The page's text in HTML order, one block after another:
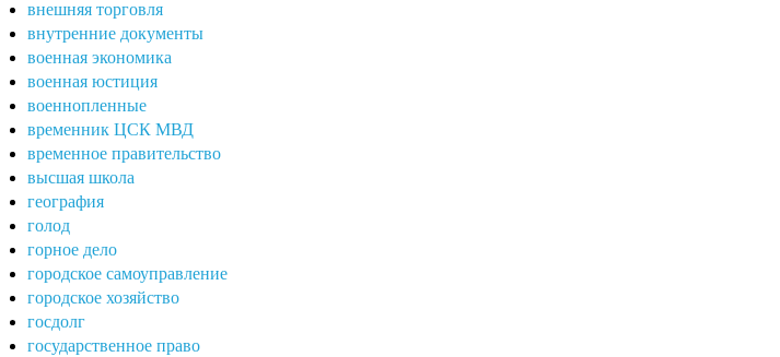
внешняя торговля
внутренние документы
военная экономика
военная юстиция
военнопленные
временник ЦСК МВД
временное правительство
высшая школа
география
голод
горное дело
городское самоуправление
городское хозяйство
госдолг
государственное право